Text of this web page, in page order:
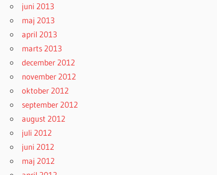
juni 2013
maj 2013
april 2013
marts 2013
december 2012
november 2012
oktober 2012
september 2012
august 2012
juli 2012
juni 2012
maj 2012